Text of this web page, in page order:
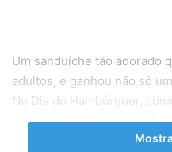
Um sanduíche tão adorado
adultos, e ganhou não só
No Dia do Hambúrguer,
chef Tande Bittencourt, do
receita: Hambúrguer de